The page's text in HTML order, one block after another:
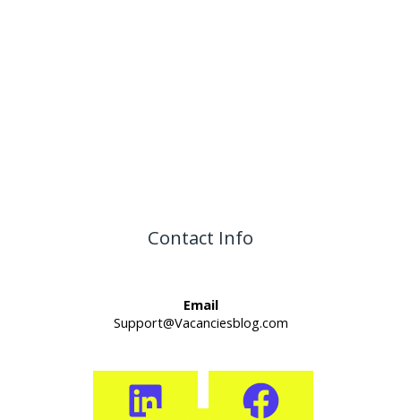
Contact Info
Email
Support@Vacanciesblog.com